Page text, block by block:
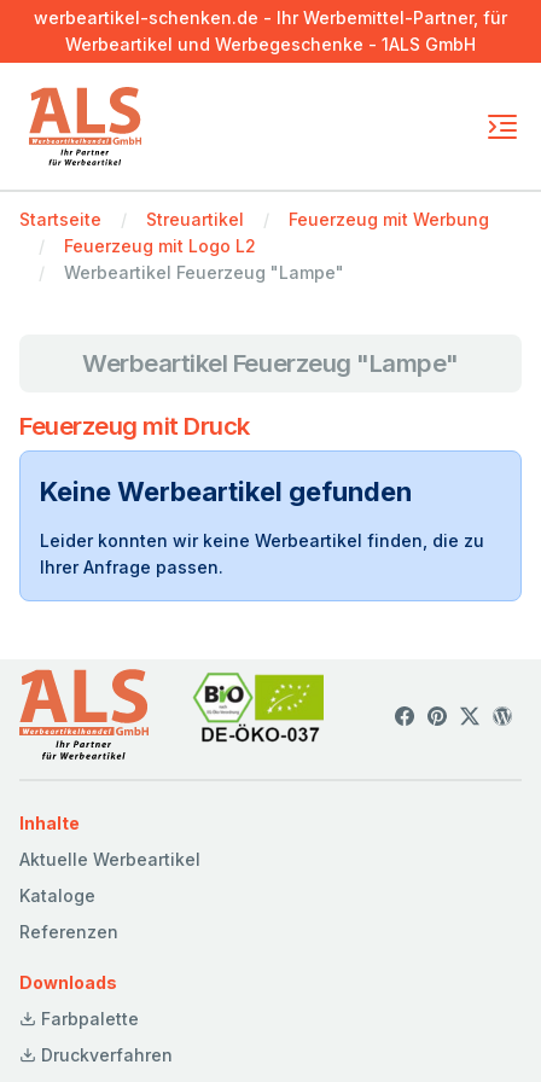
werbeartikel-schenken.de - Ihr Werbemittel-Partner, für
Werbeartikel und Werbegeschenke - 1ALS GmbH
Startseite Streuartikel
Feuerzeug mit Werbung
Feuerzeug mit Logo L2
Werbeartikel Feuerzeug "Lampe"
Werbeartikel Feuerzeug "Lampe"
Feuerzeug mit Druck
Keine Werbeartikel gefunden
Leider konnten wir keine Werbeartikel finden, die zu
Ihrer Anfrage passen.
Inhalte
Aktuelle Werbeartikel
Kataloge
Referenzen
Downloads
Farbpalette
Druckverfahren